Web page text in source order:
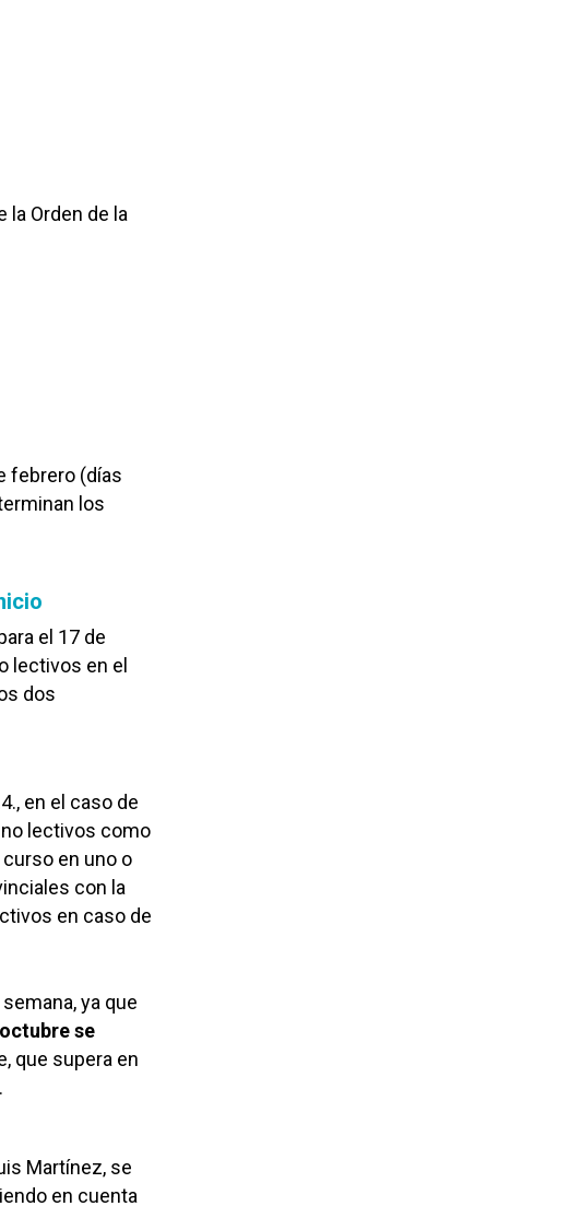
la Orden de la
febrero (días
los
el 17 de
lectivos en el
dos
en el caso de
lectivos como
en uno o
con la
en caso de
ya que
se
que supera en
Martínez, se
en cuenta